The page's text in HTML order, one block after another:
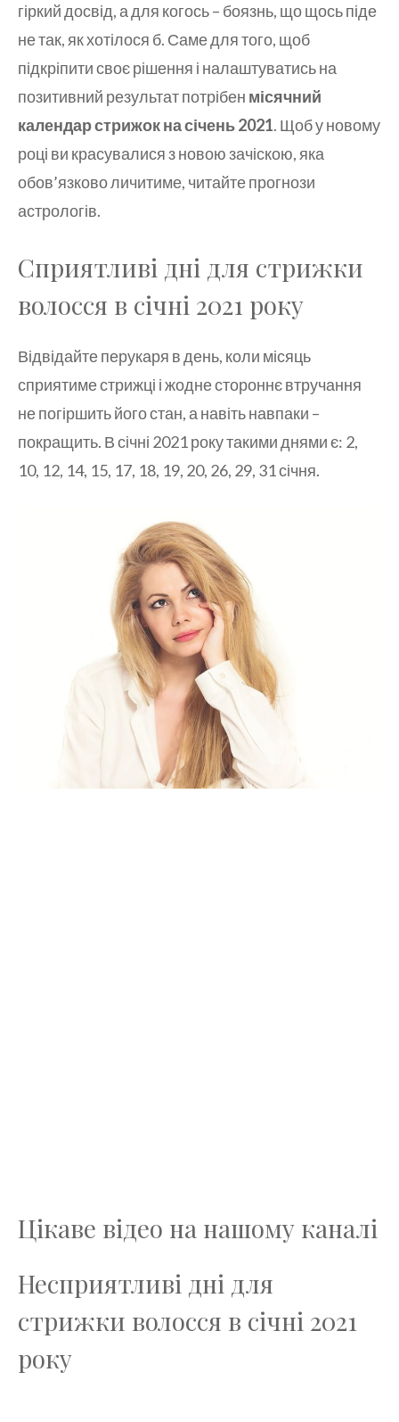
гіркий досвід, а для когось – боязнь, що щось піде
не так, як хотілося б. Саме для того, щоб
підкріпити своє рішення і налаштуватись на
позитивний результат потрібен місячний
календар стрижок на січень 2021. Щоб у новому
році ви красувалися з новою зачіскою, яка
обов’язково личитиме, читайте прогнози
астрологів.
Сприятливі дні для стрижки
волосся в січні 2021 року
Відвідайте перукаря в день, коли місяць
сприятиме стрижці і жодне стороннє втручання
не погіршить його стан, а навіть навпаки –
покращить. В січні 2021 року такими днями є: 2,
10, 12, 14, 15, 17, 18, 19, 20, 26, 29, 31 січня.
Цікаве відео на нашому каналі
Несприятливі дні для
стрижки волосся в січні 2021
року